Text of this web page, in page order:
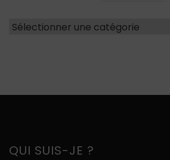
Catégories
QUI SUIS-JE ?